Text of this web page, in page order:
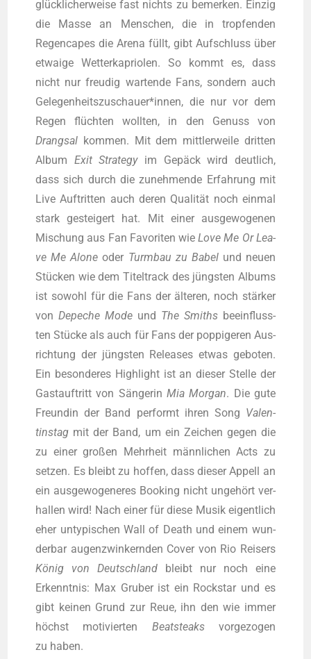
glück­li­cher­wei­se fast nichts zu bemer­ken. Ein­zig
die Mas­se an Men­schen, die in trop­fen­den
Regen­capes die Are­na füllt, gibt Auf­schluss über
etwa­ige Wet­ter­ka­prio­len. So kommt es, dass
nicht nur freu­dig war­ten­de Fans, son­dern auch
Gelegenheitszuschauer*innen, die nur vor dem
Regen flüch­ten woll­ten, in den Genuss von
Drang­sal kom­men. Mit dem mitt­ler­wei­le drit­ten
Album Exit Stra­tegyim Gepäck wird deut­lich,
dass sich durch die zuneh­men­de Erfah­rung mit
Live Auf­trit­ten auch deren Qua­li­tät noch ein­mal
stark gestei­gert hat. Mit einer aus­ge­wo­ge­nen
Mischung aus Fan Favo­ri­ten wieLove Me Or Lea­
ve Me Alo­ne oder Turm­bau zu Babelund neu­en
Stü­cken wie dem Titel­track des jüngs­ten Albums
ist sowohl für die Fans der älte­ren, noch stär­ker
vonDepe­che Mode und The Smit­hsbeein­fluss­
ten Stü­cke als auch für Fans der pop­pi­ge­ren Aus­
rich­tung der jüngs­ten Releases etwas gebo­ten.
Ein beson­de­res High­light ist an die­ser Stel­le der
Gast­auf­tritt von Sän­ge­rin Mia Mor­gan. Die gute
Freun­din der Band per­formt ihren Song Valen­
tins­tag mit der Band, um ein Zei­chen gegen die
zu einer gro­ßen Mehr­heit männ­li­chen Acts zu
set­zen. Es bleibt zu hof­fen, dass die­ser Appell an
ein aus­ge­wo­ge­ne­res Boo­king nicht unge­hört ver­
hal­len wird! Nach einer für die­se Musik eigent­lich
eher unty­pi­schen Wall of Death und einem wun­
der­bar augen­zwin­kern­den Cover von Rio Reisers
König von Deutsch­land bleibt nur noch eine
Erkennt­nis: Max Gru­ber ist ein Rock­star und es
gibt kei­nen Grund zur Reue, ihn den wie immer
höchst moti­vier­ten Beat­steaksvor­ge­zo­gen
zu haben.